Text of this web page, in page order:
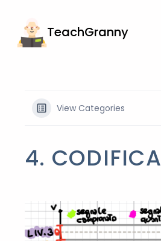
TeachGranny
View Categories
4. CODIFICA